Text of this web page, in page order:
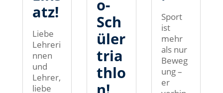
atz!
Liebe
Lehreri
nnen
und
Lehrer,
liebe
o-
Sch
üler
tria
thlo
Sport
ist
mehr
als nur
Beweg
ung –
er